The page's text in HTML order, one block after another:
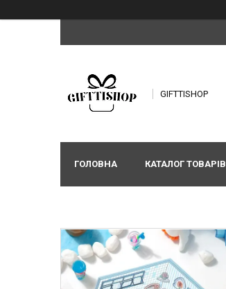
GIFTTISHOP
ГОЛОВНА КАТАЛОГ ТОВАРІВ